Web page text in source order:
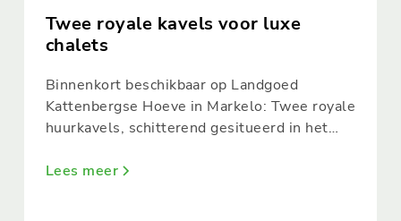
Twee royale kavels voor luxe
chalets
Binnenkort beschikbaar op Landgoed
Kattenbergse Hoeve in Markelo: Twee royale
huurkavels, schitterend gesitueerd in het
de plaatsing van ARCABO chalets.
Lees meer